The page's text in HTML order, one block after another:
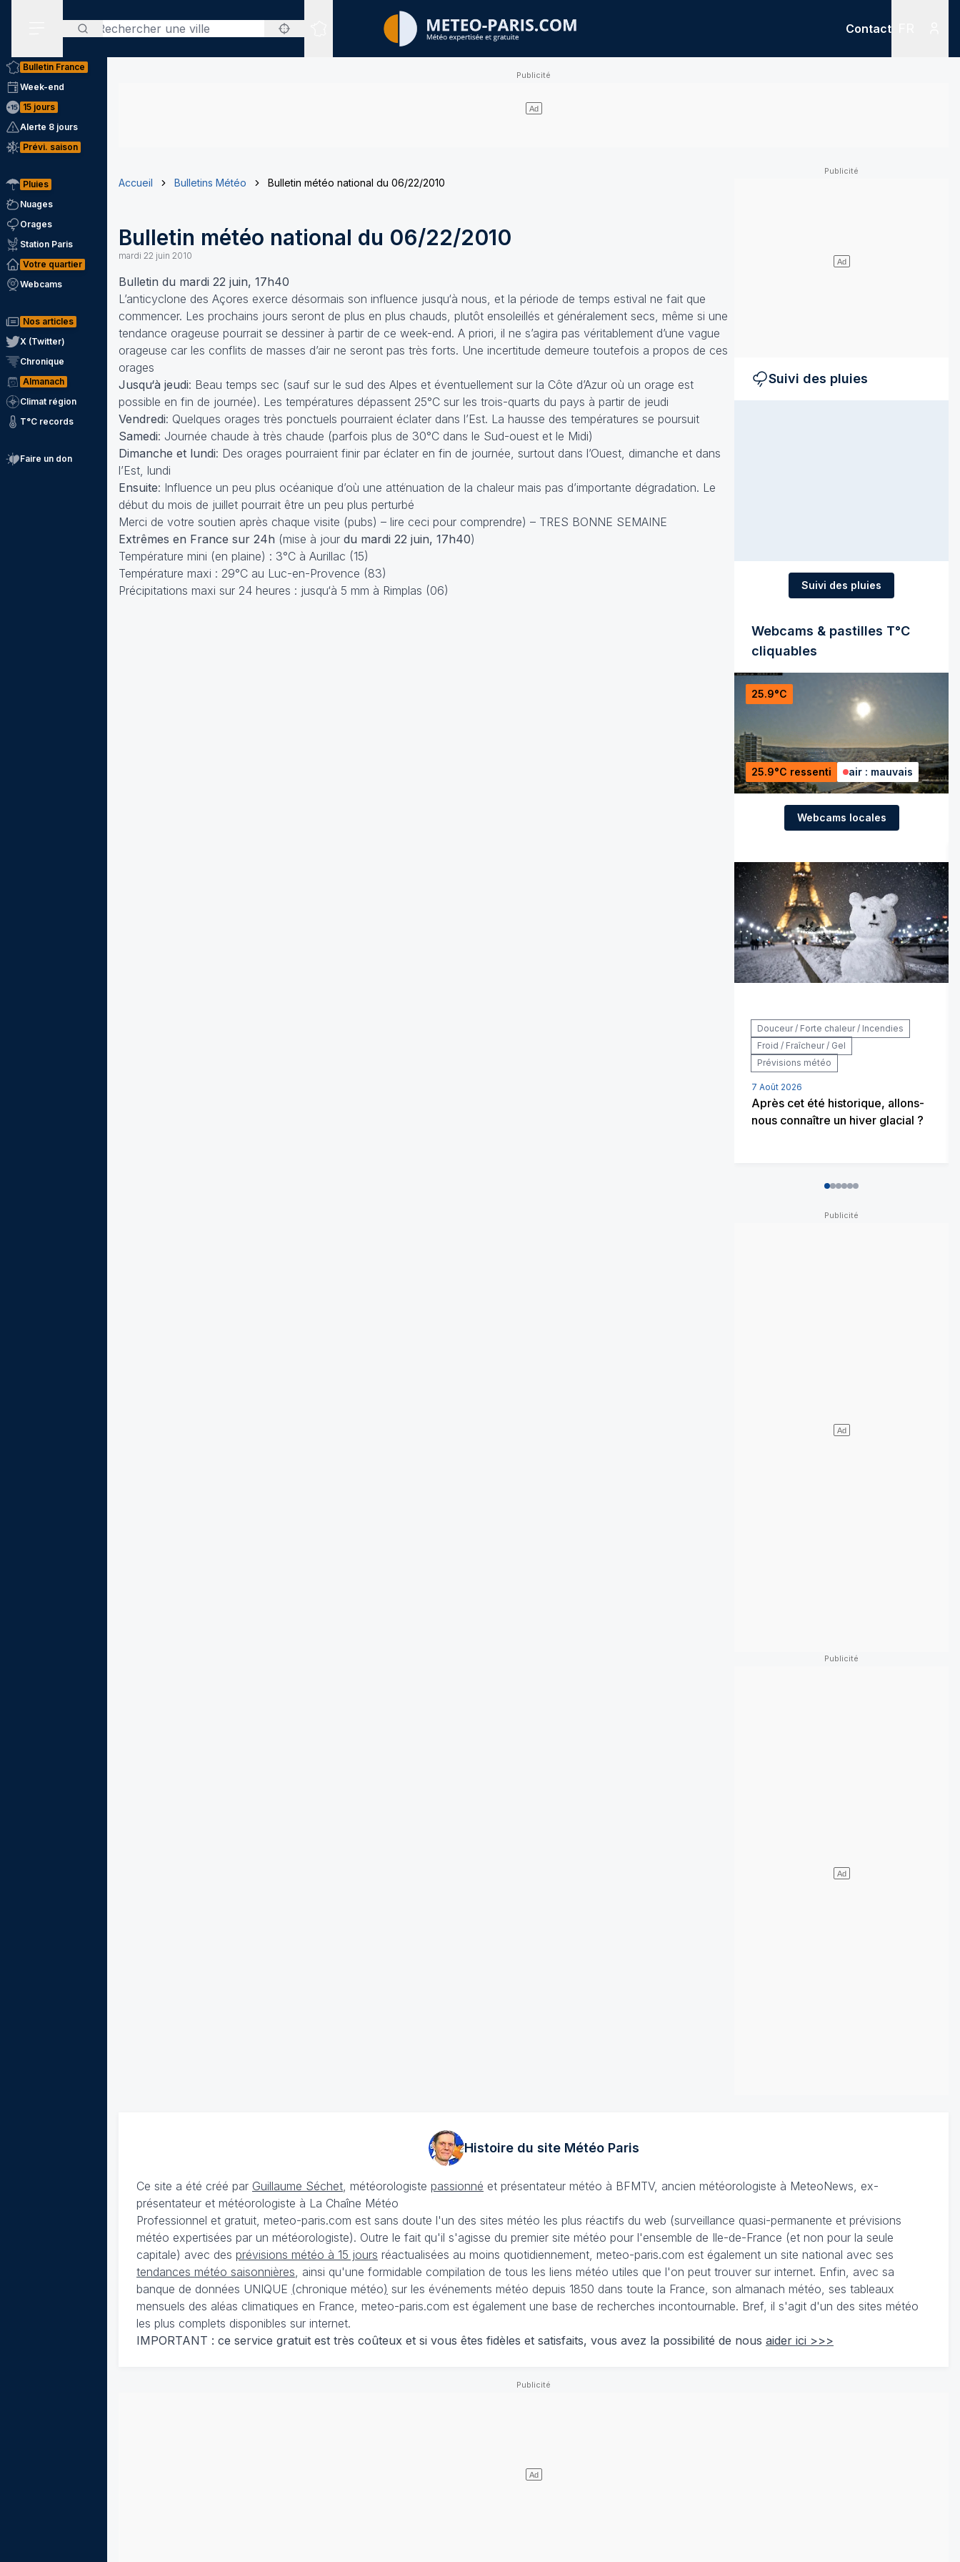
Rechercher
Sites expertisés
Contact
Bulletin France
Week-end
15 jours
Alerte 8 jours
Prévi. saison
Pluies
Nuages
Orages
Station Paris
Votre quartier
Webcams
Nos articles
X (Twitter)
Chronique
Almanach
Climat région
T°C records
Faire un don
Accueil Bulletins Météo Bulletin météo national du 06/22/2010
Bulletin météo national du 06/22/2010
mardi 22 juin 2010
Bulletin du mardi 22 juin, 17h40
L’anticyclone des Açores exerce désormais son influence jusqu‘à nous, et la période de temps estival ne fait que
commencer. Les prochains jours seront de plus en plus chauds, plutôt ensoleillés et généralement secs, même si une
tendance orageuse pourrait se dessiner à partir de ce week-end. A priori, il ne s’agira pas véritablement d’une vague
orageuse car les conflits de masses d’air ne seront pas très forts. Une incertitude demeure toutefois a propos de ces
orages
Jusqu‘à jeudi: Beau temps sec (sauf sur le sud des Alpes et éventuellement sur la Côte d’Azur où un orage est
possible en fin de journée). Les températures dépassent 25°C sur les trois-quarts du pays à partir de jeudi
Vendredi: Quelques orages très ponctuels pourraient éclater dans l’Est. La hausse des températures se poursuit
Samedi: Journée chaude à très chaude (parfois plus de 30°C dans le Sud-ouest et le Midi)
Dimanche et lundi: Des orages pourraient finir par éclater en fin de journée, surtout dans l’Ouest, dimanche et dans
l’Est, lundi
Ensuite: Influence un peu plus océanique d’où une atténuation de la chaleur mais pas d’importante dégradation. Le
début du mois de juillet pourrait être un peu plus perturbé
Merci de votre soutien après chaque visite (pubs) – lire ceci pour comprendre) – TRES BONNE SEMAINE
Extrêmes en France sur 24h (mise à jour du mardi 22 juin, 17h40)
Température mini (en plaine) : 3°C à Aurillac (15)
Température maxi : 29°C au Luc-en-Provence (83)
Précipitations maxi sur 24 heures : jusqu‘à 5 mm à Rimplas (06)
Suivi des pluies
Suivi des pluies
Webcams & pastilles T°C
cliquables
25.9°C
25.9°C ressenti air : mauvais
Webcams locales
Douceur / Forte chaleur / Incendies
Froid / Fraîcheur / Gel
Prévisions météo
7 Août 2026
Après cet été historique, allons-
nous connaître un hiver glacial ?
012345
Histoire du site MétéoParis
Ce site a été créé par Guillaume Séchet , météorologiste passionné et présentateur météo à BFMTV, ancien météorologiste à MeteoNews, ex-
présentateur et météorologiste à La Chaîne Météo
Professionnel et gratuit, meteo-paris.com est sans doute l'un des sites météo les plus réactifs du web (surveillance quasi-permanente et prévisions
météo expertisées par un météorologiste). Outre le fait qu'il s'agisse du premier site météo pour l'ensemble de Ile-de-France (et non pour la seule
capitale) avec des prévisions météo à 15 jours réactualisées au moins quotidiennement, meteo-paris.com est également un site national avec ses
tendances météo saisonnières , ainsi qu'une formidable compilation de tous les liens météo utiles que l'on peut trouver sur internet. Enfin, avec sa
banque de données UNIQUE (chronique météo) sur les événements météo depuis 1850 dans toute la France, son almanach météo, ses tableaux
mensuels des aléas climatiques en France, meteo-paris.com est également une base de recherches incontournable. Bref, il s'agit d'un des sites météo
les plus complets disponibles sur internet.
IMPORTANT : ce service gratuit est très coûteux et si vous êtes fidèles et satisfaits, vous avez la possibilité de nous aider ici >>>